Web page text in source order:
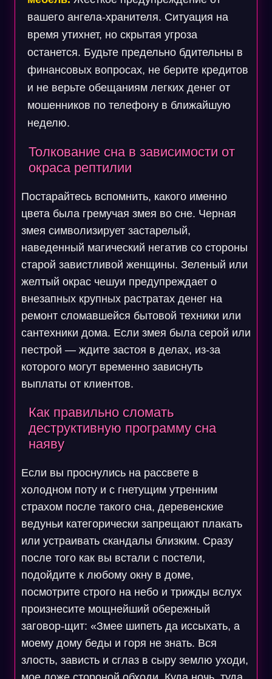
вашего ангела-хранителя. Ситуация на
время утихнет, но скрытая угроза
останется. Будьте предельно бдительны в
финансовых вопросах, не берите кредитов
и не верьте обещаниям легких денег от
мошенников по телефону в ближайшую
неделю.
Толкование сна в зависимости от
окраса рептилии
Постарайтесь вспомнить, какого именно
цвета была гремучая змея во сне. Черная
змея символизирует застарелый,
наведенный магический негатив со стороны
старой завистливой женщины. Зеленый или
желтый окрас чешуи предупреждает о
внезапных крупных растратах денег на
ремонт сломавшейся бытовой техники или
сантехники дома. Если змея была серой или
пестрой — ждите застоя в делах, из-за
которого могут временно зависнуть
выплаты от клиентов.
Как правильно сломать
деструктивную программу сна
наяву
Если вы проснулись на рассвете в
холодном поту и с гнетущим утренним
страхом после такого сна, деревенские
ведуньи категорически запрещают плакать
или устраивать скандалы близким. Сразу
после того как вы встали с постели,
подойдите к любому окну в доме,
посмотрите строго на небо и трижды вслух
произнесите мощнейший обережный
заговор-щит: «Змее шипеть да иссыхать, а
моему дому беды и горя не знать. Вся
злость, зависть и сглаз в сыру землю уходи,